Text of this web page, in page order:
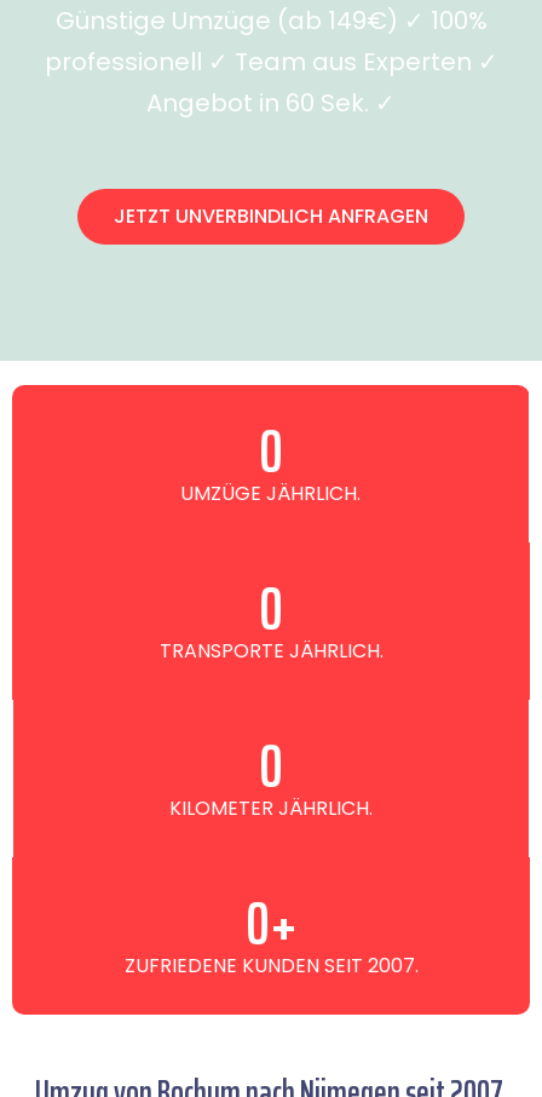
Günstige Umzüge (ab 149€) ✓ 100%
professionell ✓ Team aus Experten ✓
Angebot in 60 Sek. ✓
JETZT UNVERBINDLICH ANFRAGEN
UMZÜGE JÄHRLICH.
0
TRANSPORTE JÄHRLICH.
0
KILOMETER JÄHRLICH.
0
ZUFRIEDENE KUNDEN SEIT 2007.
0+